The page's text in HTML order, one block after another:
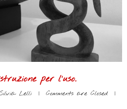
per l’uso.
Lelli | Comments are Closed
|